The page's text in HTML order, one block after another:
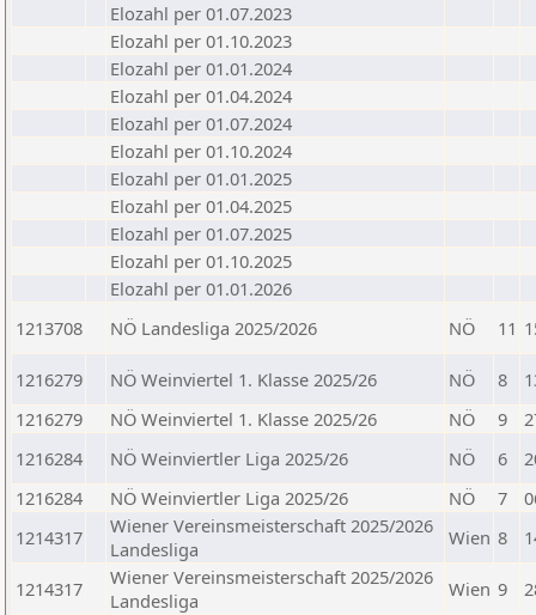
Elozahl per 01.07.2023
Elozahl per 01.10.2023
Elozahl per 01.01.2024
Elozahl per 01.04.2024
Elozahl per 01.07.2024
Elozahl per 01.10.2024
Elozahl per 01.01.2025
Elozahl per 01.04.2025
Elozahl per 01.07.2025
Elozahl per 01.10.2025
Elozahl per 01.01.2026
1213708
NÖ Landesliga 2025/2026 NÖ 11
1216279 NÖ Weinviertel 1. Klasse 2025/26 NÖ 8
1216279
NÖ Weinviertel 1. Klasse 2025/26 NÖ 9
1216284
NÖ Weinviertler Liga 2025/26 NÖ 6
1216284
NÖ Weinviertler Liga 2025/26 NÖ 7
1214317
Wiener Vereinsmeisterschaft 2025/2026
Landesliga
Wien 8
1214317
Wiener Vereinsmeisterschaft 2025/2026
Landesliga
Wien 9